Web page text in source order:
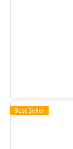
Best Seller